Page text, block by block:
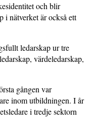
och blir
i nätverket är också ett
ledarskap ur tre
värdeledarskap,
gången var
inom utbild­ningen. I år
i tredje sektorn